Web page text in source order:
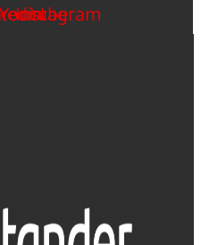
Youtube
Instagram